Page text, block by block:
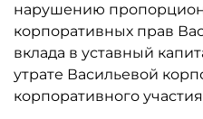
нарушению
корпоративных прав
вклада в уставный
утрате Васильевой
корпоративного